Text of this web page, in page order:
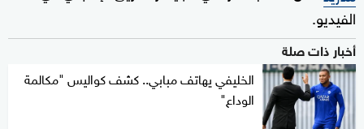
الفيديو.
أخبار ذات صلة
الخليفي يهاتف مبابي.. كشف كواليس "مكالمة
الوداع"